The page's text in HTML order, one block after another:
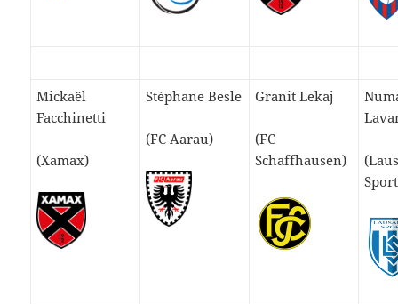
Mickaël
Facchinetti
(Xamax)
Stéphane Besle
(FC Aarau)
Granit Lekaj
(FC
Schaffhausen)